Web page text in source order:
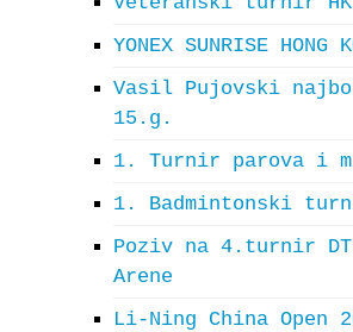
YONEX SUNRISE HONG
Vasil Pujovski
15.g.
1. Turnir parova i
1. Badmintonski
Poziv na 4.turnir
Arene
Li-Ning China Open